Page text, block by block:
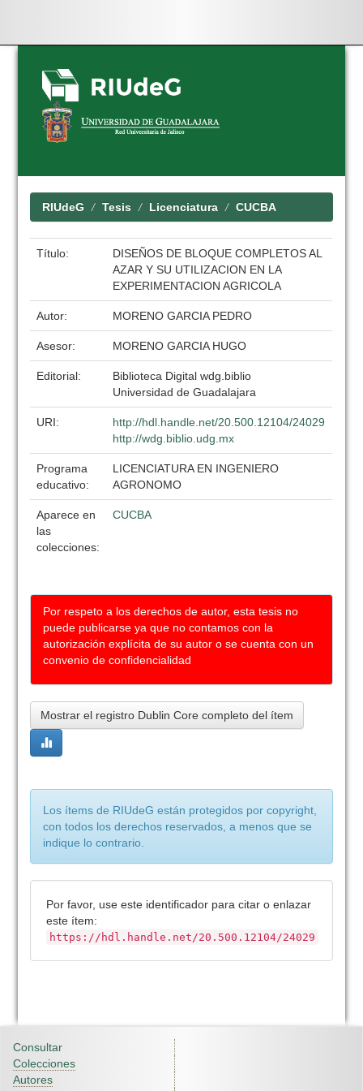
Skip
navigation
RIUdeG Tesis Licenciatura CUCBA
Título:
DISEÑOS DE BLOQUE COMPLETOS AL
AZAR Y SU UTILIZACION EN LA
EXPERIMENTACION AGRICOLA
Autor: MORENO GARCIA PEDRO
Asesor: MORENO GARCIA HUGO
Editorial:
Biblioteca Digital wdg.biblio
Universidad de Guadalajara
URI:
http://hdl.handle.net/20.500.12104/24029
http://wdg.biblio.udg.mx
Programa
educativo:
LICENCIATURA EN INGENIERO
AGRONOMO
Aparece en
las
colecciones:
CUCBA
Por respeto a los derechos de autor, esta tesis no
puede publicarse ya que no contamos con la
autorización explícita de su autor o se cuenta con un
convenio de confidencialidad
Mostrar el registro Dublin Core completo del ítem
Los ítems de RIUdeG están protegidos por copyright,
con todos los derechos reservados, a menos que se
indique lo contrario.
Por favor, use este identificador para citar o enlazar
este ítem:
https://hdl.handle.net/20.500.12104/24029
Consultar
Colecciones
Autores